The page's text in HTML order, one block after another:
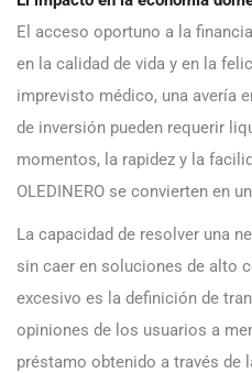
El acceso oportuno a la
en la calidad de vida y en la
imprevisto médico, una avería
de inversión pueden requerir
momentos, la rapidez y la
OLEDINERO se convierten en
La capacidad de resolver una
sin caer en soluciones de alto
excesivo es la definición de
opiniones de los usuarios a
préstamo obtenido a través de